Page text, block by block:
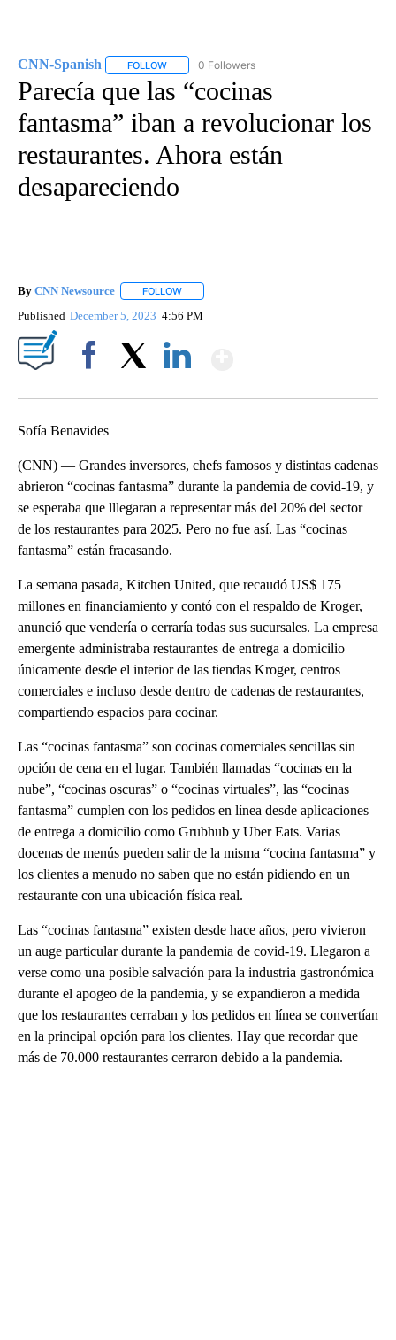
CNN-Spanish FOLLOW FOLLOW "CNN-SPANISH" TO RECEIVE
0 Followers
Parecía que las “cocinas
fantasma” iban a revolucionar los
restaurantes. Ahora están
desapareciendo
By CNN Newsource FOLLOW
Published December 5, 2023 4:56 PM
Sofía Benavides
(CNN) — Grandes inversores, chefs famosos y distintas cadenas
abrieron “cocinas fantasma” durante la pandemia de covid-19, y
se esperaba que lllegaran a representar más del 20% del sector
de los restaurantes para 2025. Pero no fue así. Las “cocinas
fantasma” están fracasando.
La semana pasada, Kitchen United, que recaudó US$ 175
millones en financiamiento y contó con el respaldo de Kroger,
anunció que vendería o cerraría todas sus sucursales. La empresa
emergente administraba restaurantes de entrega a domicilio
únicamente desde el interior de las tiendas Kroger, centros
comerciales e incluso desde dentro de cadenas de restaurantes,
compartiendo espacios para cocinar.
Las “cocinas fantasma” son cocinas comerciales sencillas sin
opción de cena en el lugar. También llamadas “cocinas en la
nube”, “cocinas oscuras” o “cocinas virtuales”, las “cocinas
fantasma” cumplen con los pedidos en línea desde aplicaciones
de entrega a domicilio como Grubhub y Uber Eats. Varias
docenas de menús pueden salir de la misma “cocina fantasma” y
los clientes a menudo no saben que no están pidiendo en un
restaurante con una ubicación física real.
Las “cocinas fantasma” existen desde hace años, pero vivieron
un auge particular durante la pandemia de covid-19. Llegaron a
verse como una posible salvación para la industria gastronómica
durante el apogeo de la pandemia, y se expandieron a medida
que los restaurantes cerraban y los pedidos en línea se convertían
en la principal opción para los clientes. Hay que recordar que
más de 70.000 restaurantes cerraron debido a la pandemia.